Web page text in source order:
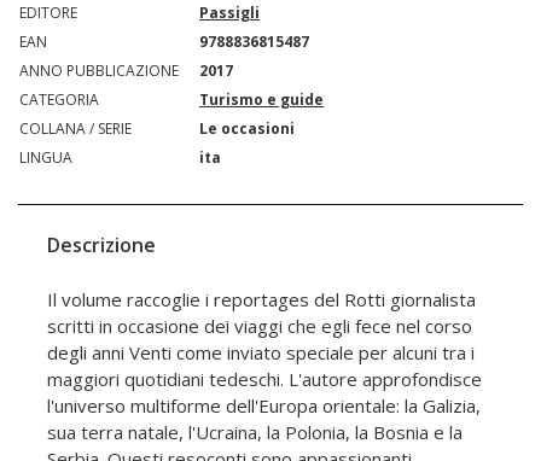
EDITORE
Passigli
EAN
9788836815487
ANNO PUBBLICAZIONE
2017
CATEGORIA
Turismo e guide
COLLANA / SERIE
Le occasioni
LINGUA
ita
Descrizione
Il volume raccoglie i reportages del Rotti giornalista
scritti in occasione dei viaggi che egli fece nel corso
degli anni Venti come inviato speciale per alcuni tra i
maggiori quotidiani tedeschi. L'autore approfondisce
l'universo multiforme dell'Europa orientale: la Galizia,
sua terra natale, l'Ucraina, la Polonia, la Bosnia e la